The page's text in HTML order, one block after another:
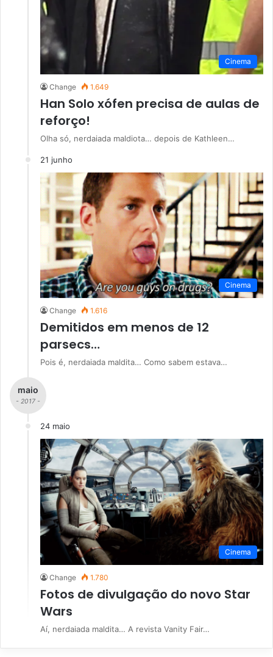
Cinema
Change 1.649
Han Solo xófen precisa de aulas de
reforço!
Olha só, nerdaiada maldiota… depois de Kathleen…
21 junho
Cinema
Change 1.616
Demitidos em menos de 12
parsecs…
Pois é, nerdaiada maldita… Como sabem estava…
maio
- 2017 -
24 maio
Cinema
Change 1.780
Fotos de divulgação do novo Star
Wars
Aí, nerdaiada maldita… A revista Vanity Fair…